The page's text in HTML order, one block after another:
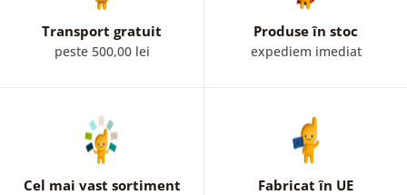
Transport gratuit
peste 500,00 lei
Produse în stoc
expediem imediat
Cel mai vast sortiment Fabricat în UE